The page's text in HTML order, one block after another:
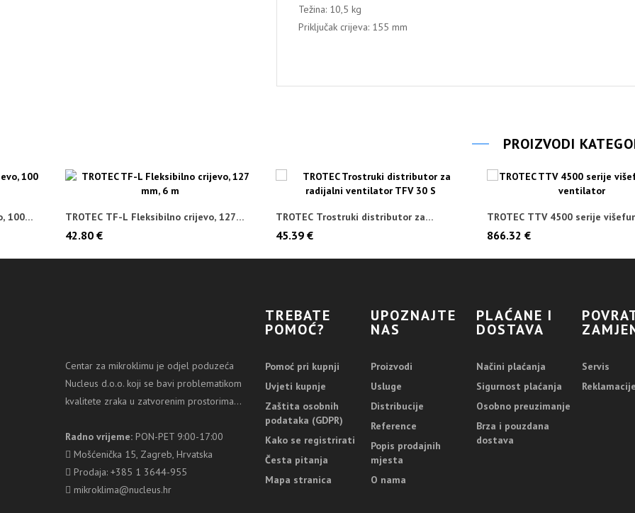
Težina: 10,5 kg
Priključak crijeva: 155 mm
PROIZVODI
100
TROTEC TF-L Fleksibilno crijevo, 127
42.80 €
TROTEC Trostruki distributor za
45.39 €
TROTEC TTV 4500 serije
866.32 €
Centar za mikroklimu je odjel poduzeća
Nucleus d.o.o. koji se bavi problematikom
kvalitete zraka u zatvorenim prostorima...
Radno vrijeme: PON-PET 9:00-17:00
Mošćenička 15, Zagreb, Hrvatska
Prodaja: +385 1 3644-955
mikroklima@nucleus.hr
TREBATE
POMOĆ?
Pomoć pri kupnji
Uvjeti kupnje
Zaštita osobnih
podataka (GDPR)
Kako se registrirati
Česta pitanja
Mapa stranica
UPOZNAJTE
NAS
Proizvodi
Usluge
Distribucije
Reference
Popis prodajnih
mjesta
O nama
PLAĆANE I
DOSTAVA
Načini plaćanja
Sigurnost plaćanja
Osobno preuzimanje
Brza i pouzdana
dostava
Servis